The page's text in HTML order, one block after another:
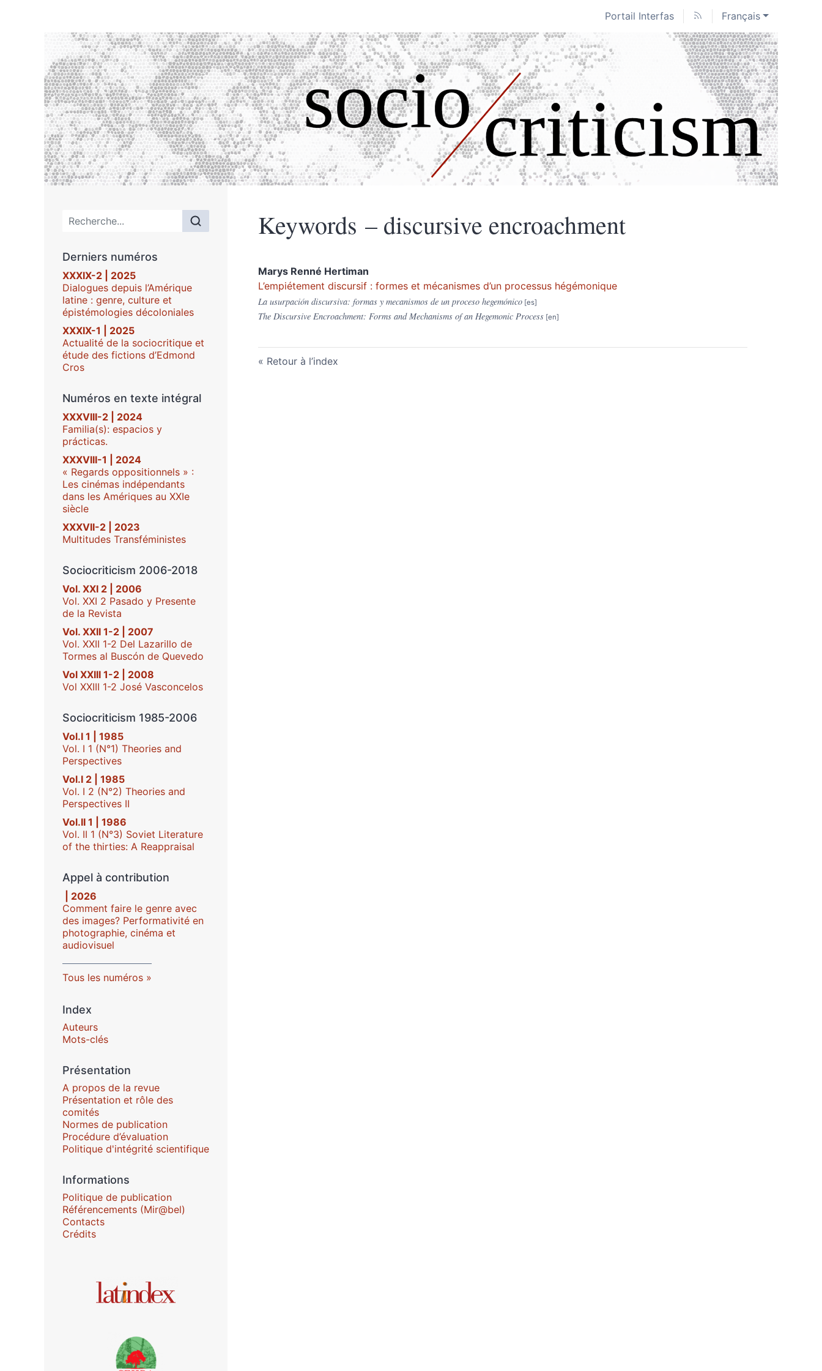
Portail Interfas Français
Menu principal
Derniers numéros
XXXIX-2 | 2025
Dialogues depuis l’Amérique
latine : genre, culture et
épistémologies décoloniales
XXXIX-1 | 2025
Actualité de la sociocritique et
étude des fictions d’Edmond
Cros
Numéros en texte intégral
XXXVIII-2 | 2024
Familia(s): espacios y
prácticas.
XXXVIII-1 | 2024
« Regards oppositionnels » :
Les cinémas indépendants
dans les Amériques au XXIe
siècle
XXXVII-2 | 2023
Multitudes Transféministes
Sociocriticism 2006-2018
Vol. XXI 2 | 2006
Vol. XXI 2 Pasado y Presente
de la Revista
Vol. XXII 1-2 | 2007
Vol. XXII 1-2 Del Lazarillo de
Tormes al Buscón de Quevedo
Vol XXIII 1-2 | 2008
Vol XXIII 1-2 José Vasconcelos
Sociocriticism 1985-2006
Vol.I 1 | 1985
Vol. I 1 (N°1) Theories and
Perspectives
Vol.I 2 | 1985
Vol. I 2 (N°2) Theories and
Perspectives II
Vol.II 1 | 1986
Vol. II 1 (N°3) Soviet Literature
of the thirties: A Reappraisal
Appel à contribution
| 2026
Comment faire le genre avec
des images? Performativité en
photographie, cinéma et
audiovisuel
Tous les numéros
Index
Auteurs
Mots-clés
Présentation
A propos de la revue
Présentation et rôle des
comités
Normes de publication
Procédure d’évaluation
Politique d'intégrité scientifique
Informations
Politique de publication
Référencements (Mir@bel)
Contacts
Crédits
Affiliations/partenaires
Keywords – discursive encroachment
Marys Renné Hertiman
L’empiétement discursif : formes et mécanismes d’un processus hégémonique
La usurpación discursiva: formas y mecanismos de un proceso hegemónico
The Discursive Encroachment: Forms and Mechanisms of an Hegemonic Process
Retour à l’index